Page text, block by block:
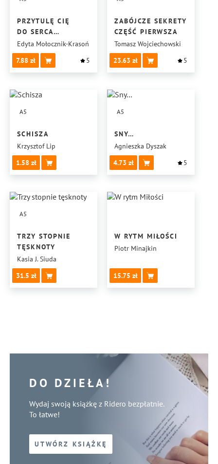
PRZYTULĘ CIĘ
DO SERCA…
Edyta Mołocznik-Krasoń
7.88
5
ZABÓJCZE SEKRETY
CZĘŚĆ PIERWSZA
Tomasz Wojciechowski
23.63
5
A5
SCHISZA
Krzysztof Lip
1.58
A5
SNY…
Agnieszka Dyszak
4.73
5
A5
TRZY STOPNIE
TĘSKNOTY
Kasia J. Siuda
31.5
W RYTM MIŁOŚCI
Piotr Minajkin
15.75
DO DZIEŁA!
Wydaj swoją książkę z Ridero bezpłatnie.
To łatwe!
UTWÓRZ KSIĄŻKĘ